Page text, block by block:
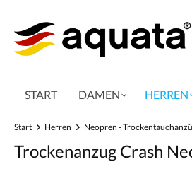
START DAMEN HERREN
Start Herren Neopren -
Trockenanzug Crash